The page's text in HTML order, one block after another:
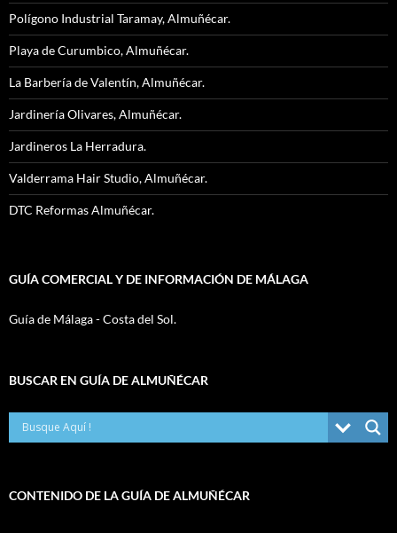
Polígono Industrial Taramay, Almuñécar.
Playa de Curumbico, Almuñécar.
La Barbería de Valentín, Almuñécar.
Jardinería Olivares, Almuñécar.
Jardineros La Herradura.
Valderrama Hair Studio, Almuñécar.
DTC Reformas Almuñécar.
GUÍA COMERCIAL Y DE INFORMACIÓN DE MÁLAGA
Guía de Málaga - Costa del Sol.
BUSCAR EN GUÍA DE ALMUÑÉCAR
CONTENIDO DE LA GUÍA DE ALMUÑÉCAR